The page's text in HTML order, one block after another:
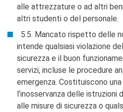
alle attrezzature o ad altri
altri studenti o del personale.
5.5. Mancato rispetto delle
intende qualsiasi violazione
sicurezza e il buon
servizi, incluse le procedure
emergenza. Costituiscono
l’inosservanza delle istruzioni
alle misure di sicurezza o